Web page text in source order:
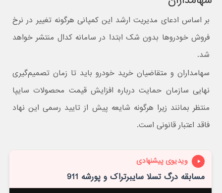
بر اساس ادعای مدیریت ارشد این کمپانی هرگونه تغییر در نرخ
فروش خودروها بدون شک ابتدا در سامانه کدال منتشر خواهد
شد.
سهامداران و متقاضیان خرید خودرو باید تا زمان تصمیم‌گیری
نهایی سازمان حمایت درباره افزایش قیمت محصولات سایپا
منتظر بمانند زیرا هرگونه شایعه پیش از تایید رسمی این نهاد
فاقد اعتبار قانونی است.
ویدیوی پیشنهادی
مسابقه درگ تسلا سایبرتراک و پورشه 911